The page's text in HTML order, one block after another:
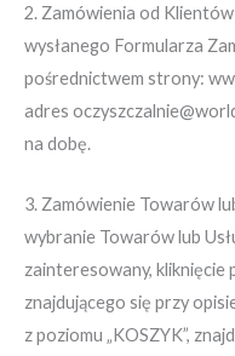
2. Zamówienia od
wysłanego Formularza
pośrednictwem strony:
adres
na dobę.
3. Zamówienie Towarów
wybranie Towarów lub
zainteresowany, kliknięcie
znajdującego się przy
z poziomu „KOSZYK”,